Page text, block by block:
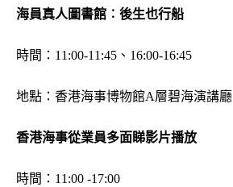
海員真人圖書館︰後生也行船
時間：11:00-11:45、16:00-16:45
地點：香港海事博物館A層碧海演講廳
香港海事從業員多面睇影片播放
時間：11:00 -17:00